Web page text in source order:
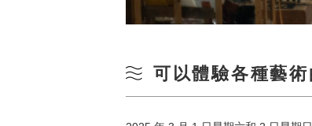
可以體驗各種藝術